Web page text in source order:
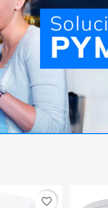
favorite_border